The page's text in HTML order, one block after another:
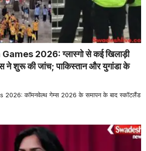
2026: ग्लास्गो से कई खिलाड़ी
ने शुरू की जांच; पाकिस्तान और युगांडा के
कॉमनवेल्थ गेम्स 2026 के समापन के बाद स्कॉटलैंड